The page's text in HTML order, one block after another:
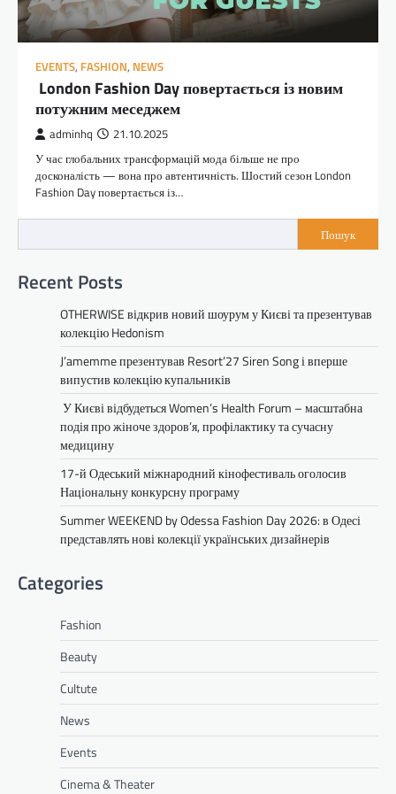
EVENTS, FASHION, NEWS
London Fashion Day повертається із новим
потужним меседжем
adminhq 21.10.2025
У час глобальних трансформацій мода більше не про
досконалість — вона про автентичність. Шостий сезон London
Fashion Day повертається із…
Пошук
Recent Posts
OTHERWISE відкрив новий шоурум у Києві та презентував
колекцію Hedonism
J’amemme презентував Resort’27 Siren Song і вперше
випустив колекцію купальників
У Києві відбудеться Women’s Health Forum – масштабна
подія про жіноче здоров’я, профілактику та сучасну
медицину
17-й Одеський міжнародний кінофестиваль оголосив
Національну конкурсну програму
Summer WEEKEND by Odessa Fashion Day 2026: в Одесі
представлять нові колекції українських дизайнерів
Categories
Fashion
Beauty
Cultute
News
Events
Cinema & Theater